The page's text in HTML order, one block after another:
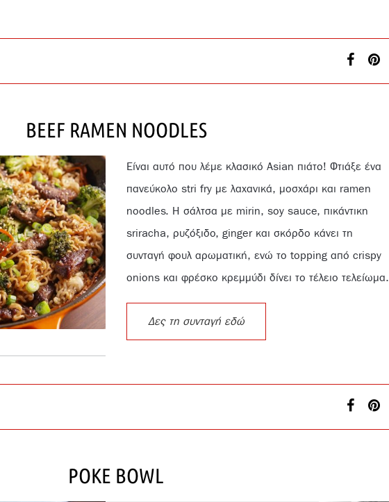
BEEF RAMEN NOODLES
Είναι αυτό που λέμε κλασικό Asian πιάτο! Φτιάξε ένα
πανεύκολο stri fry με λαχανικά, μοσχάρι και ramen
noodles. Η σάλτσα με mirin, soy sauce, πικάντικη
sriracha, ρυζόξιδο, ginger και σκόρδο κάνει τη
συνταγή φουλ αρωματική, ενώ το topping από crispy
onions και φρέσκο κρεμμύδι δίνει το τέλειο τελείωμα.
Δες τη συνταγή εδώ
POKE BOWL